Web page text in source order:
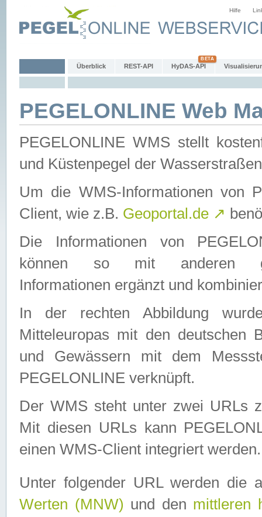
Hilfe
Überblick REST-API HyDAS-API
PEGELONLINE Web
PEGELONLINE WMS stellt
und Küstenpegel der
Um die WMS-Informationen von
Client, wie z.B. Geoportal.de ↗
Die Informationen von
können so mit anderen
Informationen ergänzt und
In der rechten Abbildung
Mitteleuropas mit den deutschen
und Gewässern mit dem
PEGELONLINE verknüpft.
Der WMS steht unter zwei URLs
Mit diesen URLs kann
einen WMS-Client integriert werden.
Unter folgender URL werden die
Werten (MNW) und den mittleren